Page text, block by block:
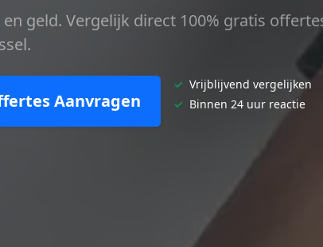
en geld. Vergelijk direct 100% gratis
Aanvragen
✓ Vrijblijvend vergelijken
✓ Binnen 24 uur reactie